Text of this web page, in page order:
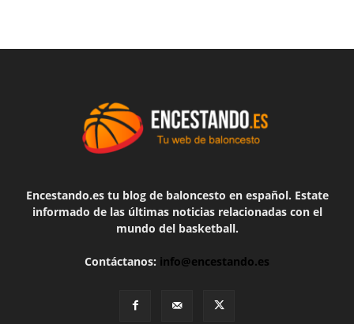
Encestando.es tu blog de baloncesto en español. Estate
informado de las últimas noticias relacionadas con el
mundo del basketball.
Contáctanos: info@encestando.es